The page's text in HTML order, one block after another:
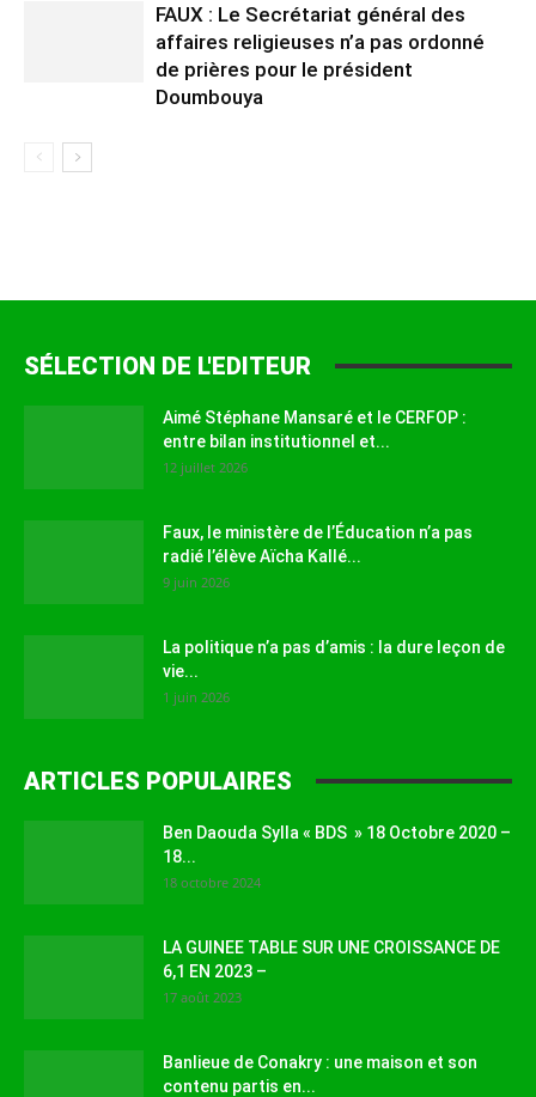
FAUX : Le Secrétariat général des
affaires religieuses n’a pas ordonné
de prières pour le président
Doumbouya
SÉLECTION DE L'EDITEUR
Aimé Stéphane Mansaré et le CERFOP :
entre bilan institutionnel et...
12 juillet 2026
Faux, le ministère de l’Éducation n’a pas
radié l’élève Aïcha Kallé...
9 juin 2026
La politique n’a pas d’amis : la dure leçon de
vie...
1 juin 2026
ARTICLES POPULAIRES
Ben Daouda Sylla « BDS » 18 Octobre 2020 –
18...
18 octobre 2024
LA GUINEE TABLE SUR UNE CROISSANCE DE
6,1 EN 2023 –
17 août 2023
Banlieue de Conakry : une maison et son
contenu partis en...